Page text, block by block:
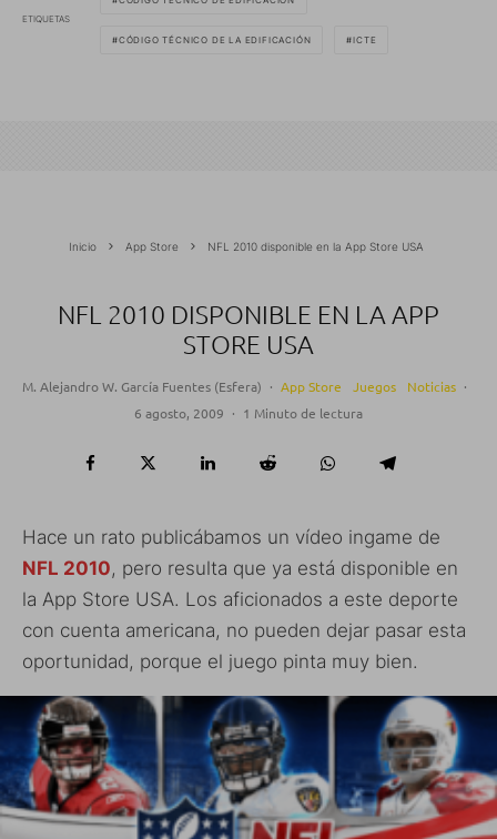
ETIQUETAS
CÓDIGO TÉCNICO DE LA EDIFICACIÓN ICTE
Inicio App Store NFL 2010 disponible en la App Store USA
NFL 2010 DISPONIBLE EN LA APP
STORE USA
M. Alejandro W. García Fuentes (Esfera) · App Store Juegos Noticias ·
6 agosto, 2009 · 1 Minuto de lectura
Hace un rato publicábamos un vídeo ingame de
NFL 2010, pero resulta que ya está disponible en
la App Store USA. Los aficionados a este deporte
con cuenta americana, no pueden dejar pasar esta
oportunidad, porque el juego pinta muy bien.